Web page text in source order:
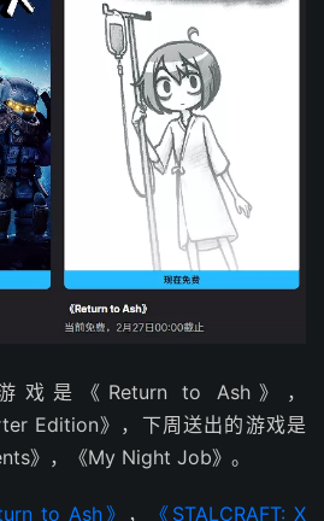
戏是《Return to Ash》，
Edition》，下周送出的游戏是
》，《My Night Job》。
to Ash》 ，
《STALCRAFT: X